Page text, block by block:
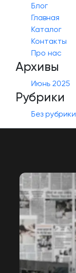
Блог
Главная
Каталог
Контакты
Про нас
Архивы
Июнь 2025
Рубрики
Без рубрики